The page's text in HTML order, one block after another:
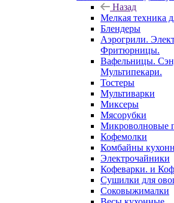
Назад
Мелкая техника
Блендеры
Аэрогрили.
Фритюрницы.
Вафельницы.
Мультипекари.
Тостеры
Мультиварки
Миксеры
Мясорубки
Микроволновые
Кофемолки
Комбайны
Электрочайники
Кофеварки. и
Сушилки для
Соковыжималки